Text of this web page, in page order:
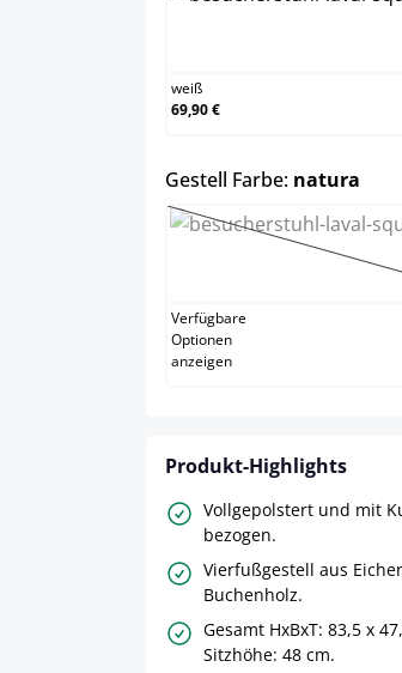
weiß
69,90 €
Gestell Farbe: natura
grau
(Diese
Verfügbare
Optionen
anzeigen
Produkt-Highlights
Vollgepolstert und mit
bezogen.
Vierfußgestell aus
Buchenholz.
Gesamt HxBxT: 83,5 x
Sitzhöhe: 48 cm.